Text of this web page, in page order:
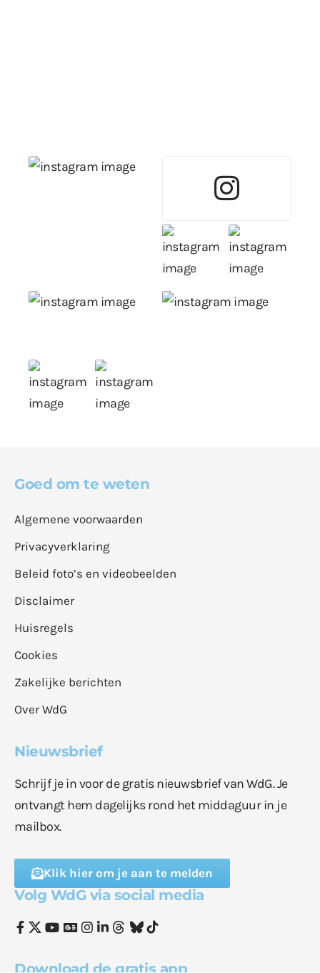
Goed om te weten
Algemene voorwaarden
Privacyverklaring
Beleid foto’s en videobeelden
Disclaimer
Huisregels
Cookies
Zakelijke berichten
Over WdG
Nieuwsbrief
Schrijf je in voor de gratis nieuwsbrief van WdG. Je
ontvangt hem dagelijks rond het middaguur in je
mailbox.
Klik hier om je aan te melden
Volg WdG via social media
Download de gratis app